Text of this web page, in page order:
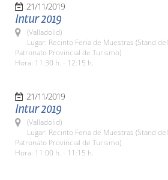
21/11/2019
Intur 2019
(Valladolid)
Lugar: Recinto Feria de Muestras (Stand del
Patronato Provincial de Turismo)
Hora: 11:30 h. - 12:15 h.
21/11/2019
Intur 2019
(Valladolid)
Lugar: Recinto Feria de Muestras (Stand del
Patronato Provincial de Turismo)
Hora: 11:00 h. - 11:15 h.